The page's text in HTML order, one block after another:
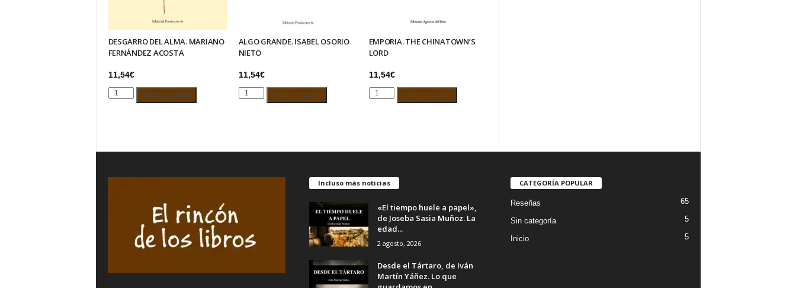
DESGARRO DEL ALMA. MARIANO
FERNÁNDEZ ACOSTA
11,54€
DESGARRO
ACOSTA
Añadir al carrito
ALGO GRANDE. ISABEL OSORIO
NIETO
11,54€
ALGO
GRANDE.
cantidad
Añadir al carrito
EMPORIA. THE CHINATOWN’S
LORD
11,54€
EMPORIA. Añadir al carrito
Incluso más noticias
«El tiempo huele a papel»,
de Joseba Sasia Muñoz. La
edad...
2 agosto, 2026
Desde el Tártaro, de Iván
Martín Yáñez. Lo que
CATEGORÍA POPULAR
Reseñas 65
Sin categoría 5
Inicio 5